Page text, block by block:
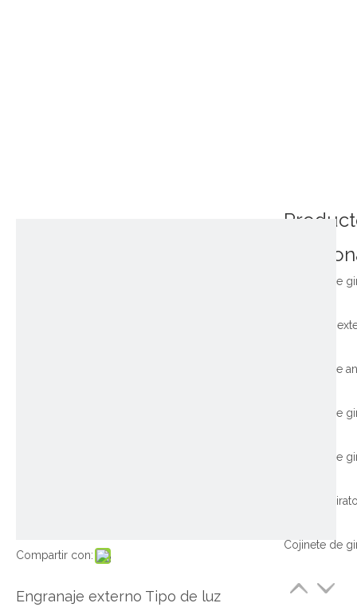
Compartir con:
Engranaje externo Tipo de luz